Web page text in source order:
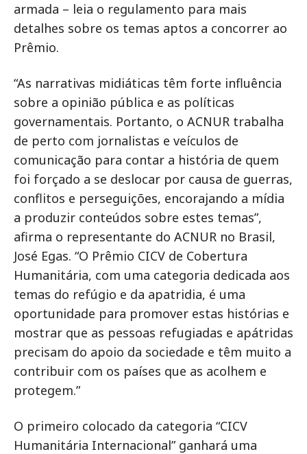
armada – leia o regulamento para mais
detalhes sobre os temas aptos a concorrer ao
Prêmio.
“As narrativas midiáticas têm forte influência
sobre a opinião pública e as políticas
governamentais. Portanto, o ACNUR trabalha
de perto com jornalistas e veículos de
comunicação para contar a história de quem
foi forçado a se deslocar por causa de guerras,
conflitos e perseguições, encorajando a mídia
a produzir conteúdos sobre estes temas”,
afirma o representante do ACNUR no Brasil,
José Egas. “O Prêmio CICV de Cobertura
Humanitária, com uma categoria dedicada aos
temas do refúgio e da apatridia, é uma
oportunidade para promover estas histórias e
mostrar que as pessoas refugiadas e apátridas
precisam do apoio da sociedade e têm muito a
contribuir com os países que as acolhem e
protegem.”
O primeiro colocado da categoria “CICV
Humanitária Internacional” ganhará uma